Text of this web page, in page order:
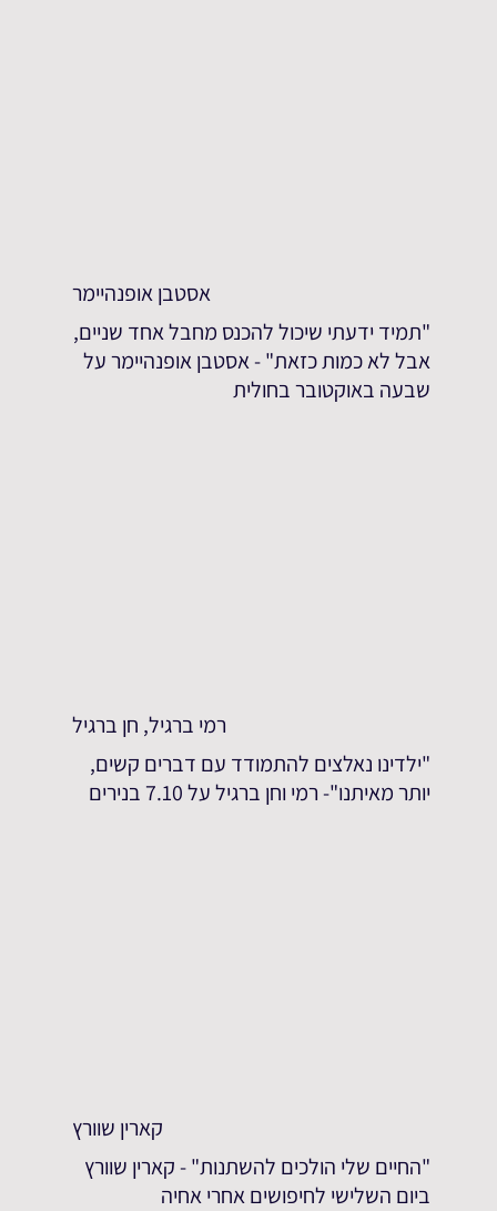
אסטבן אופנהיימר
"תמיד ידעתי שיכול להכנס מחבל אחד שניים,
אבל לא כמות כזאת" - אסטבן אופנהיימר על
שבעה באוקטובר בחולית
רמי ברגיל, חן ברגיל
"ילדינו נאלצים להתמודד עם דברים קשים,
יותר מאיתנו"- רמי וחן ברגיל על 7.10 בנירים
קארין שוורץ
"החיים שלי הולכים להשתנות" - קארין שוורץ
ביום השלישי לחיפושים אחרי אחיה